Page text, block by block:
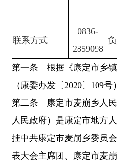
联系方式
0836-
2859098
第一条 根据《康定市乡镇
（康委办发〔2020〕109号
第二条 康定市麦崩乡人
人民政府）是康定市地方
挂中共康定市麦崩乡委员
表大会主席团、康定市麦